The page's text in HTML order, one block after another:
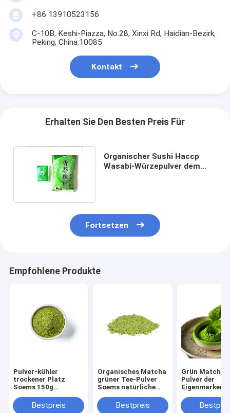
+86 13910523156
C-10B, Keshi-Piazza, No.28, Xinxi Rd, Haidian-Bezirk,
Peking, China.10085
Kontakt
Erhalten Sie Den Besten Preis Für
Organischer Sushi Haccp
Wasabi-Würzepulver dem
Fortsetzen
Empfohlene Produkte
Pulver-kühler
trockener Platz
Soems 150g
Bestpreis
Organisches Matcha
grüner Tee-Pulver
Soems natürliche
Tee-Bestandteile
200g
Bestpreis
Grün Matcha-
Pulver der
Eigenmarken-